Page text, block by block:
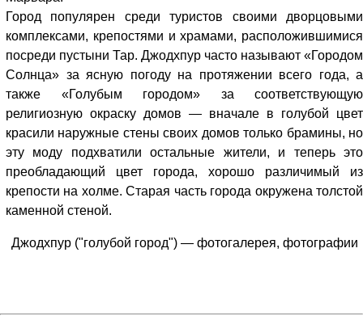
Город популярен среди туристов своими дворцовыми
комплексами, крепостями и храмами, расположившимися
посреди пустыни Тар. Джодхпур часто называют «Городом
Солнца» за ясную погоду на протяжении всего года, а
также «Голубым городом» за соответствующую
религиозную окраску домов — вначале в голубой цвет
красили наружные стены своих домов только брамины, но
эту моду подхватили остальные жители, и теперь это
преобладающий цвет города, хорошо различимый из
крепости на холме. Старая часть города окружена толстой
каменной стеной.
Джодхпур ("голубой город") — фотогалерея, фотографии